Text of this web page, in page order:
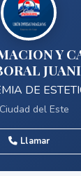
Y
JUANI
DE
Ciudad del Este
Llamar